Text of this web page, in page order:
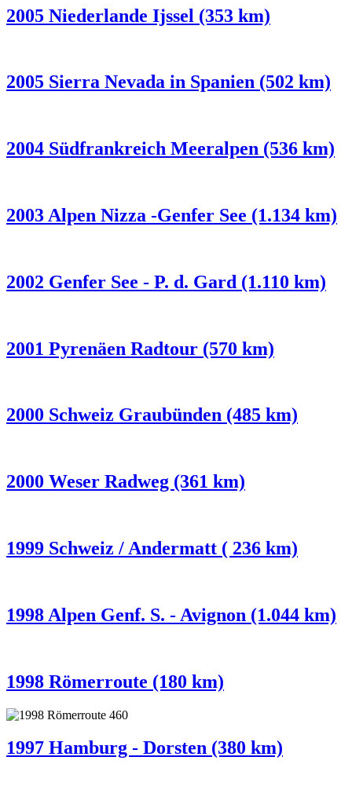
2005 Niederlande Ijssel (353 km)
2005 Sierra Nevada in Spanien (502 km)
2004 Südfrankreich Meeralpen (536 km)
2003 Alpen Nizza -Genfer See (1.134 km)
2002 Genfer See - P. d. Gard (1.110 km)
2001 Pyrenäen Radtour (570 km)
2000 Schweiz Graubünden (485 km)
2000 Weser Radweg (361 km)
1999 Schweiz / Andermatt ( 236 km)
1998 Alpen Genf. S. - Avignon (1.044 km)
1998 Römerroute (180 km)
1997 Hamburg - Dorsten (380 km)